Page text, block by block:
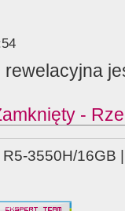
rewelacyjna
-
3550H/16GB